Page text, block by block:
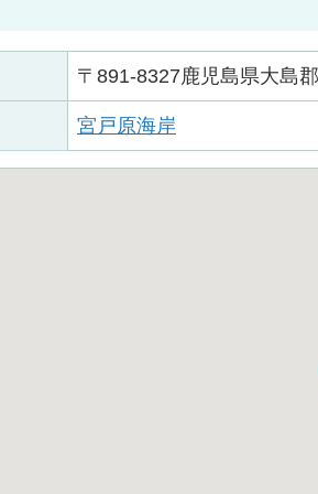
〒891-8327鹿児島県大島
宮戸原海岸